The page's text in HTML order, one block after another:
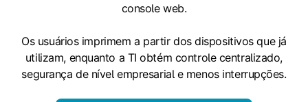
console web.
Os usuários imprimem a partir dos dispositivos que já
utilizam, enquanto a TI obtém controle centralizado,
segurança de nível empresarial e menos interrupções.